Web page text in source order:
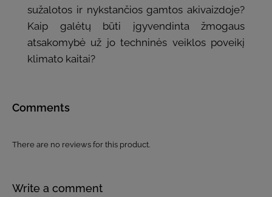
sužalotos ir nykstančios gamtos akivaizdoje?
Kaip galėtų būti įgyvendinta žmogaus
atsakomybė už jo techninės veiklos poveikį
klimato kaitai?
Comments
There are no reviews for this product.
Write a comment